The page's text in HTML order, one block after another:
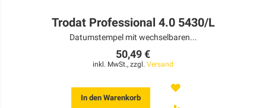
Trodat Professional 4.0 5430/L
Datumstempel mit wechselbaren...
50,49 €
inkl. MwSt., zzgl. Versand
In den Warenkorb
MERKEN